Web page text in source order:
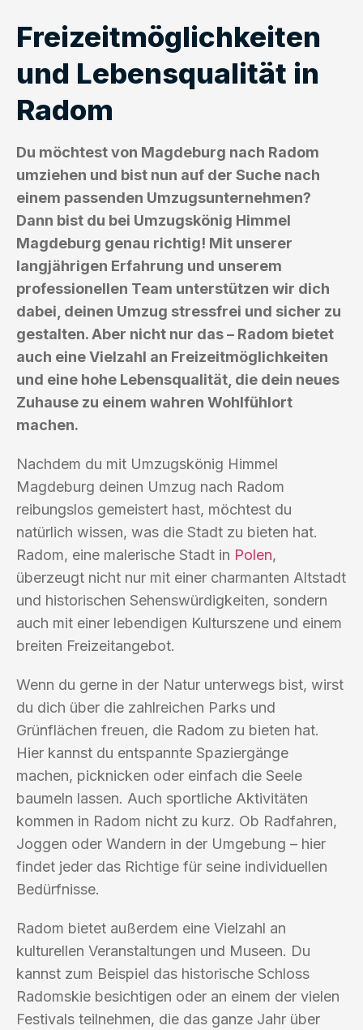
Freizeitmöglichkeiten
und Lebensqualität in
Radom
Du möchtest von Magdeburg nach Radom
umziehen und bist nun auf der Suche nach
einem passenden Umzugsunternehmen?
Dann bist du bei Umzugskönig Himmel
Magdeburg genau richtig! Mit unserer
langjährigen Erfahrung und unserem
professionellen Team unterstützen wir dich
dabei, deinen Umzug stressfrei und sicher zu
gestalten. Aber nicht nur das – Radom bietet
auch eine Vielzahl an Freizeitmöglichkeiten
und eine hohe Lebensqualität, die dein neues
Zuhause zu einem wahren Wohlfühlort
machen.
Nachdem du mit Umzugskönig Himmel
Magdeburg deinen Umzug nach Radom
reibungslos gemeistert hast, möchtest du
natürlich wissen, was die Stadt zu bieten hat.
Radom, eine malerische Stadt in Polen,
überzeugt nicht nur mit einer charmanten Altstadt
und historischen Sehenswürdigkeiten, sondern
auch mit einer lebendigen Kulturszene und einem
breiten Freizeitangebot.
Wenn du gerne in der Natur unterwegs bist, wirst
du dich über die zahlreichen Parks und
Grünflächen freuen, die Radom zu bieten hat.
Hier kannst du entspannte Spaziergänge
machen, picknicken oder einfach die Seele
baumeln lassen. Auch sportliche Aktivitäten
kommen in Radom nicht zu kurz. Ob Radfahren,
Joggen oder Wandern in der Umgebung – hier
findet jeder das Richtige für seine individuellen
Bedürfnisse.
Radom bietet außerdem eine Vielzahl an
kulturellen Veranstaltungen und Museen. Du
kannst zum Beispiel das historische Schloss
Radomskie besichtigen oder an einem der vielen
Festivals teilnehmen, die das ganze Jahr über